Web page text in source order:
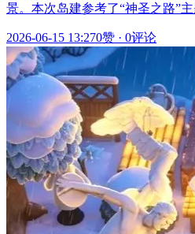
景。本次岛建参考了“神圣之路”
2026-06-15 13:270赞 · 0评论